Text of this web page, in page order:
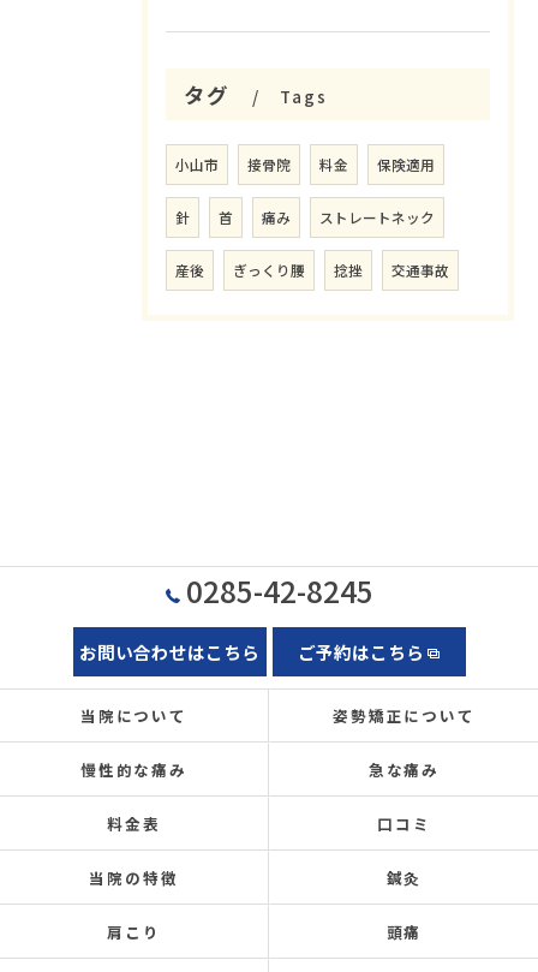
タグ Tags
小山市 接骨院 料金 保険適用
針 首 痛み ストレートネック
産後 ぎっくり腰 捻挫 交通事故
0285-42-8245
お問い合わせはこちら ご予約はこちら
当院について 姿勢矯正について
慢性的な痛み 急な痛み
料金表 口コミ
当院の特徴 鍼灸
肩こり 頭痛